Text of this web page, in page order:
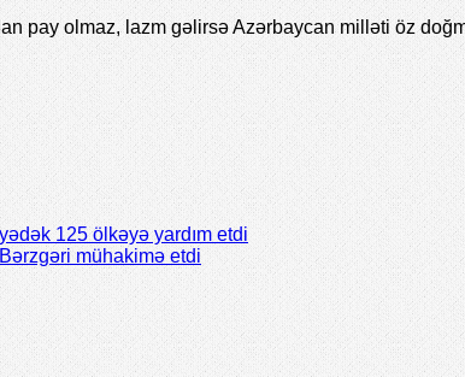
pay olmaz, lazm gəlirsə Azərbaycan milləti öz
125 ölkәyә yardım etdi
mühakimə etdi